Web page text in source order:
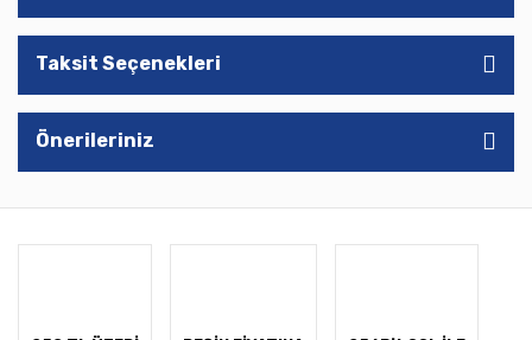
Taksit Seçenekleri
Önerileriniz